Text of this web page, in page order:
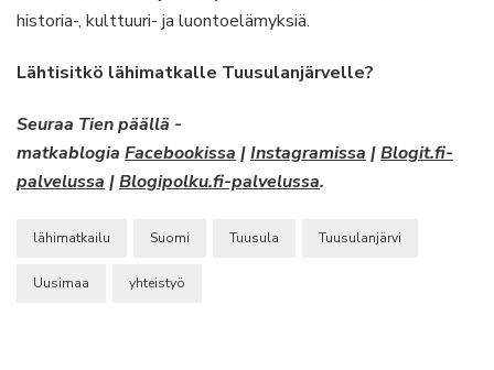
historia-, kulttuuri- ja luontoelämyksiä.
Lähtisitkö lähimatkalle Tuusulanjärvelle?
Seuraa Tien päällä -
matkablogia Facebookissa |Instagramissa |Blogit.fi-
palvelussa |Blogipolku.fi-palvelussa.
lähimatkailu Suomi Tuusula Tuusulanjärvi
Uusimaa yhteistyö